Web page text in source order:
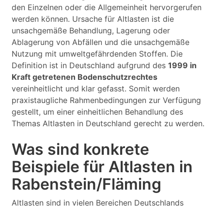
den Einzelnen oder die Allgemeinheit hervorgerufen
werden können. Ursache für Altlasten ist die
unsachgemäße Behandlung, Lagerung oder
Ablagerung von Abfällen und die unsachgemäße
Nutzung mit umweltgefährdenden Stoffen. Die
Definition ist in Deutschland aufgrund des 1999 in
Kraft getretenen Bodenschutzrechtes
vereinheitlicht und klar gefasst. Somit werden
praxistaugliche Rahmenbedingungen zur Verfügung
gestellt, um einer einheitlichen Behandlung des
Themas Altlasten in Deutschland gerecht zu werden.
Was sind konkrete
Beispiele für Altlasten in
Rabenstein/Fläming
Altlasten sind in vielen Bereichen Deutschlands